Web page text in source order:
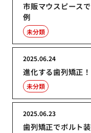
市販マウスピース
例
未分類
進化する歯列矯正
2025.06.24
未分類
歯列矯正でボルト
2025.06.23